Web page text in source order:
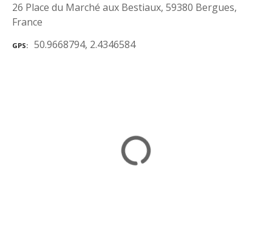
26 Place du Marché aux Bestiaux, 59380 Bergues,
France
GPS 50.9668794, 2.4346584